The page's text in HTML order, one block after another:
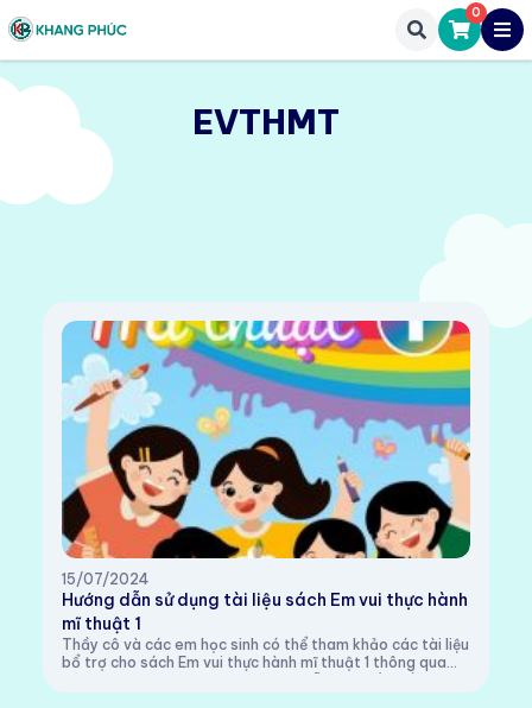
0
EVTHMT
15/07/2024
Hướng dẫn sử dụng tài liệu sách Em vui thực hành
mĩ thuật 1
Thầy cô và các em học sinh có thể tham khảo các tài liệu
bổ trợ cho sách Em vui thực hành mĩ thuật 1 thông qua
các đường link sau:1. Video hướng dẫn:Chủ đề Thế giới
sắc màu quanh emChủ đề Con vật x...